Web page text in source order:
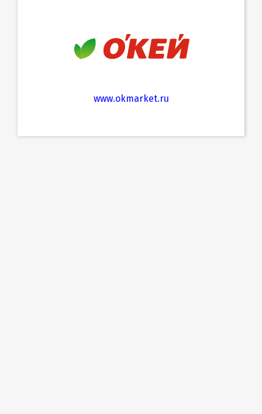
www.okmarket.ru